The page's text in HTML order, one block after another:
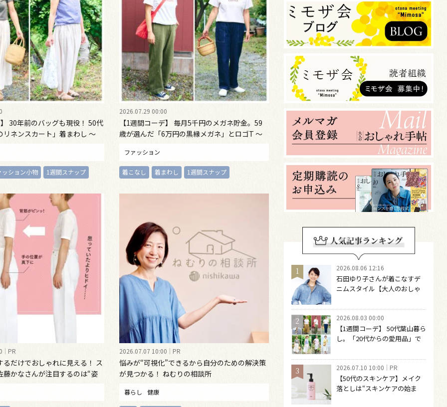
30年前のバッグも現役！ 50代
リネンスカート」着まわし ～
ッション小物 1週間スナップ
2026.07.29 00:00
【1週間コーデ】 毎月5千円のメガネ貯金。59
歳が選んだ「6万円の黒縁メガネ」とロゴT ～
ファッション
着こなし 着まわし 1週間スナップ
PR
るだけでおしゃれに見える！ ス
藤かなさんが注目するのは“姿
2026.07.07 10:00 PR
悩みが“可視化”できるから自分のための解決策
が見つかる！ ねむりの相談所
暮らし 健康
2026.08.06 12:16
石田ゆり子さんが着こなすデ
ニムスタイル【大人のおしゃ
どファッションは自由になる
2026.08.03 00:00
【1週間コーデ】 50代葉山暮ら
し。「20代からの愛用品」で
～ 桐野恵美さん #022 Emi
Kirino～
2026.07.10 10:00 PR
【50代のスキンケア】メイク
落としは“スキンケアの始ま